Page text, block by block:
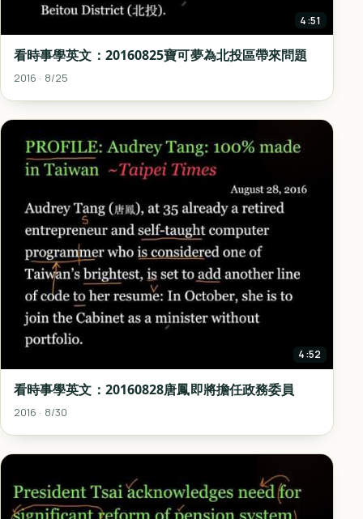
4:51
看時事學英文：20160825寶可夢為北投區帶來問題
2016 · 8/25
4:52
看時事學英文：20160828唐鳳即將擔任政務委員
2016 · 8/30